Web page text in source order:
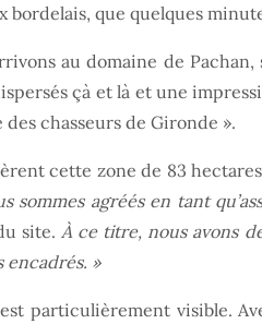
que quelques
au domaine de
çà et là et une
chasseurs de Gironde ».
cette zone de 83
sommes agréés en tant
site.À ce titre, nous avons
encadrés. »
particulièrement visible.